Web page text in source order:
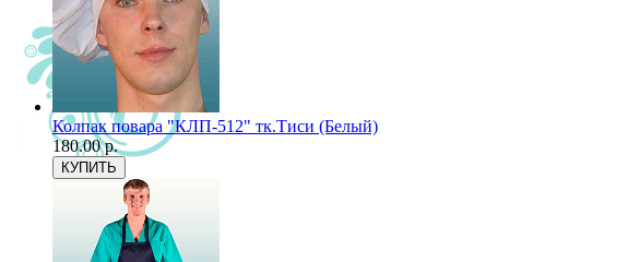
Колпак повара "КЛП-512" тк.Тиси (Белый)
180.00 р.